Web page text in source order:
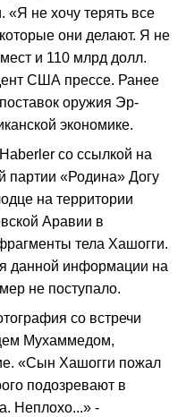
«Я не хочу терять все
они делают. Я не
и 110 млрд долл.
США прессе. Ранее
оружия Эр-
экономике.
со ссылкой на
партии «Родина» Догу
на территории
Аравии в
тела Хашогги.
данной информации на
не поступало.
со встречи
Мухаммедом,
«Сын Хашогги пожал
подозревают в
Неплохо...» -